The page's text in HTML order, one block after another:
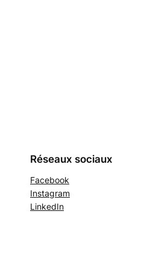
Réseaux sociaux
Facebook
Instagram
LinkedIn